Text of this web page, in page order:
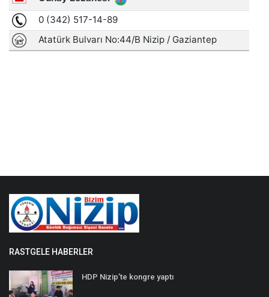
RASTGELE HABERLER
HDP Nizip’te kongre yaptı